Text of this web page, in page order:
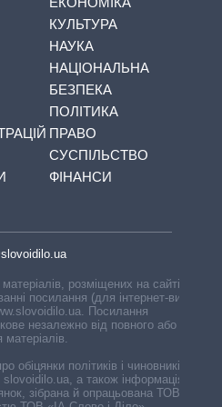
КУЛЬТУРА
НАУКА
НАЦІОНАЛЬНА
БЕЗПЕКА
ПОЛІТИКА
ПРАВО
СУСПІЛЬСТВО
ФІНАНСИ
розміщених на сайті,
посилання (для інтернет-видань
Посилання
незалежно від повного або
матеріалів.
обіцянки політиків і чиновників,
а також інформація про
зібрана й опрацьована ТОВ «ІА